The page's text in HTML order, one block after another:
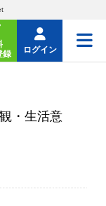
録
ログイン
・生活意